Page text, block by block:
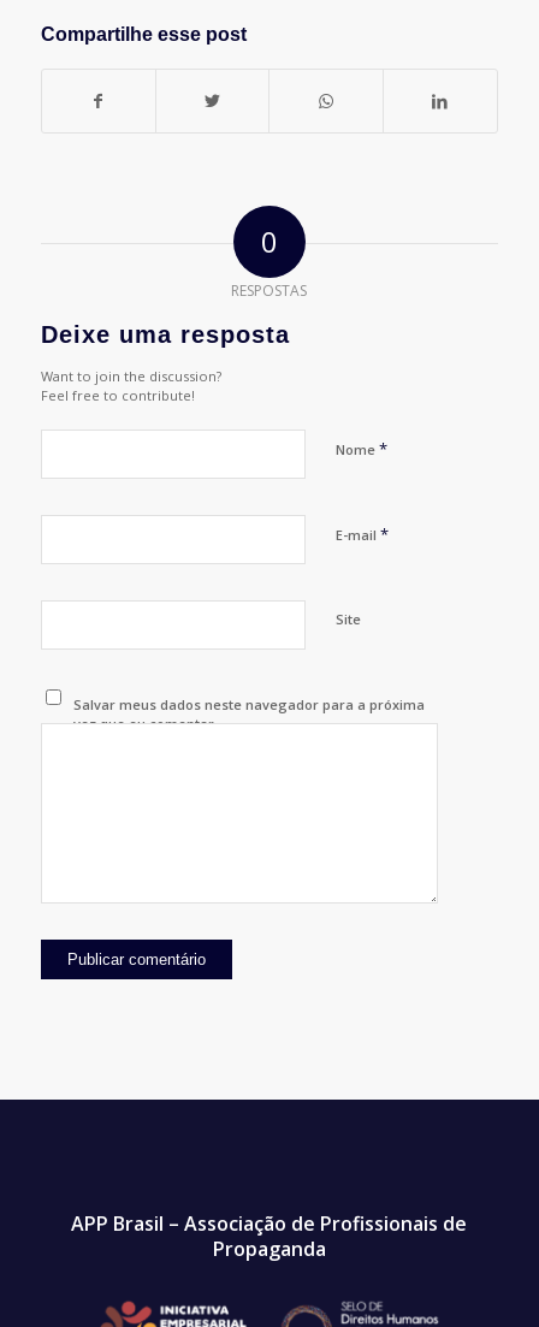
Compartilhe esse post
0
RESPOSTAS
Deixe uma resposta
Want to join the discussion?
Feel free to contribute!
Nome *
E-mail *
Site
Salvar meus dados neste navegador para a próxima
vez que eu comentar.
APP Brasil – Associação de Profissionais de
Propaganda